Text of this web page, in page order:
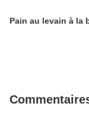
Pain au levain à la